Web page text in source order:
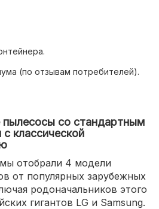
(по отзывам потребителей).
со стандартным
классической
отобрали 4 модели
от популярных зарубежных
родоначальников этого
гигантов LG и Samsung.